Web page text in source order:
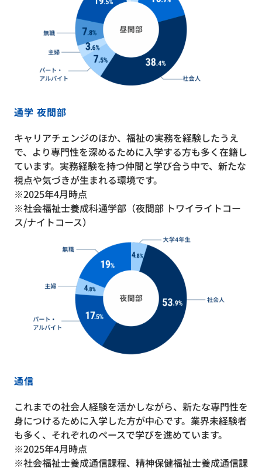
通学 夜間部
キャリアチェンジのほか、福祉の実務を経験したうえ
で、より専門性を深めるために入学する方も多く在籍し
ています。実務経験を持つ仲間と学び合う中で、新たな
視点や気づきが生まれる環境です。
※2025年4月時点
※社会福祉士養成科通学部（夜間部 トワイライトコー
ス/ナイトコース）
通信
これまでの社会人経験を活かしながら、新たな専門性を
身につけるために入学した方が中心です。業界未経験者
も多く、それぞれのペースで学びを進めています。
※2025年4月時点
※社会福祉士養成通信課程、精神保健福祉士養成通信課